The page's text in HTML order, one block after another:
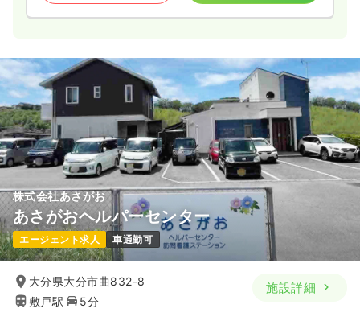
株式会社あさがお
あさがおヘルパーセンター
エージェント求人 車通勤可
大分県大分市曲832-8
敷戸駅
5分
施設詳細